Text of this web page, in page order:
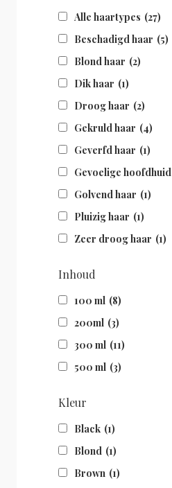
Alle haartypes (27)
Beschadigd haar (5)
Blond haar (2)
Dik haar (1)
Droog haar (2)
Gekruld haar (4)
Geverfd haar (1)
Gevoelige hoofdhuid
Golvend haar (1)
Pluizig haar (1)
Zeer droog haar (1)
Inhoud
100 ml (8)
200ml (3)
300 ml (11)
500 ml (3)
Kleur
Black (1)
Blond (1)
Brown (1)